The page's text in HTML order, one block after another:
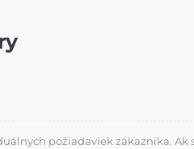
požiadaviek zákazníka.